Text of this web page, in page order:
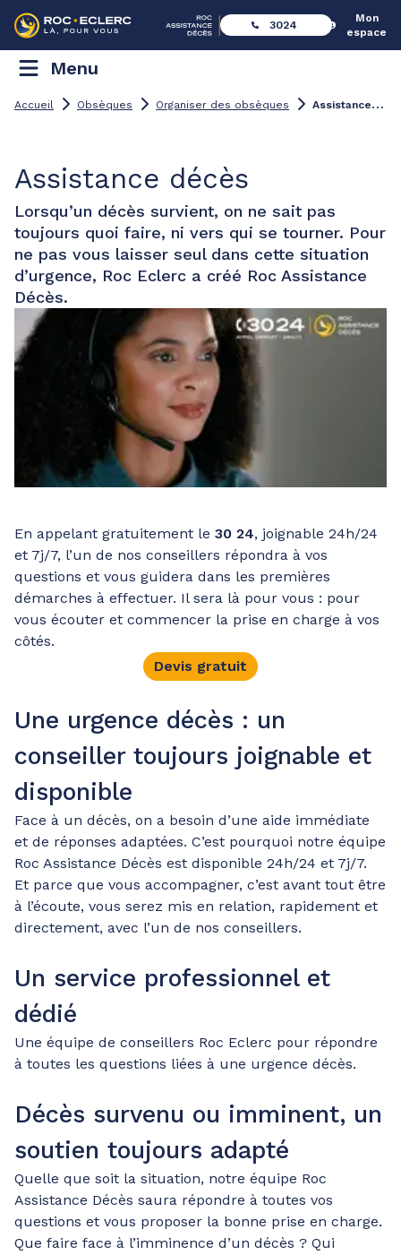
3024
Mon
espace
Menu
Accueil Obsèques Organiser des obsèques A
ssistance décès
Assistance décès
Lorsqu’un décès survient, on ne sait pas
toujours quoi faire, ni vers qui se tourner. Pour
ne pas vous laisser seul dans cette situation
d’urgence, Roc Eclerc a créé Roc Assistance
Décès.
En appelant gratuitement le 30 24, joignable 24h/24
et 7j/7, l’un de nos conseillers répondra à vos
questions et vous guidera dans les premières
démarches à effectuer. Il sera là pour vous : pour
vous écouter et commencer la prise en charge à vos
côtés.
Devis gratuit
Une urgence décès : un
conseiller toujours joignable et
disponible
Face à un décès, on a besoin d’une aide immédiate
et de réponses adaptées. C’est pourquoi notre équipe
Roc Assistance Décès est disponible 24h/24 et 7j/7.
Et parce que vous accompagner, c’est avant tout être
à l’écoute, vous serez mis en relation, rapidement et
directement, avec l’un de nos conseillers.
Un service professionnel et
dédié
Une équipe de conseillers Roc Eclerc pour répondre
à toutes les questions liées à une urgence décès.
Décès survenu ou imminent, un
soutien toujours adapté
Quelle que soit la situation, notre équipe Roc
Assistance Décès saura répondre à toutes vos
questions et vous proposer la bonne prise en charge.
Que faire face à l’imminence d’un décès ? Qui